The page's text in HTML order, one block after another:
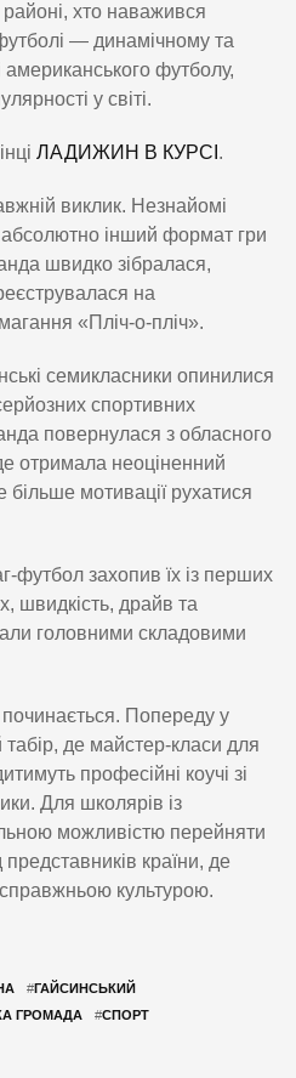
хто наважився
— динамічному та
американського футболу,
у світі.
ЛАДИЖИН В КУРСІ .
виклик. Незнайомі
інший формат гри
швидко зібралася,
на
«Пліч-о-пліч».
семикласники опинилися
спортивних
повернулася з обласного
отримала неоціненний
мотивації рухатися
футбол захопив їх із перших
швидкість, драйв та
головними складовими
Попереду у
де майстер-класи для
професійні коучі зі
Для школярів із
можливістю перейняти
країни, де
культурою.
#ГАЙСИНСЬКИЙ
ГРОМАДА #СПОРТ